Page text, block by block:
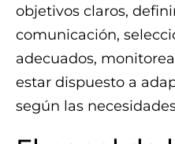
objetivos claros,
comunicación,
adecuados,
estar dispuesto a
según las